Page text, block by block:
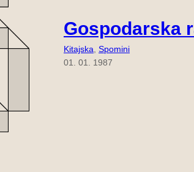
Gospodarska
Kitajska Spomini
01. 01. 1987